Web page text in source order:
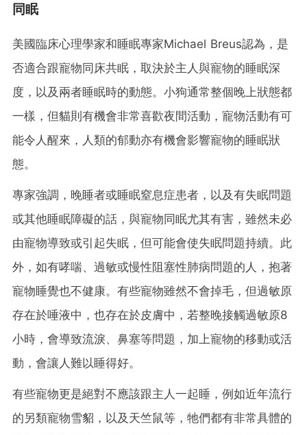
同眠
美國臨床心理學家和睡眠專家Michael Breus認為，是
否適合跟寵物同床共眠，取決於主人與寵物的睡眠深
度，以及兩者睡眠時的動態。小狗通常整個晚上狀態都
一樣，但貓則有機會非常喜歡夜間活動，寵物活動有可
能令人醒來，人類的郁動亦有機會影響寵物的睡眠狀
態。
專家強調，晚睡者或睡眠窒息症患者，以及有失眠問題
或其他睡眠障礙的話，與寵物同眠尤其有害，雖然未必
由寵物導致或引起失眠，但可能會使失眠問題持續。此
外，如有哮喘、過敏或慢性阻塞性肺病問題的人，抱著
寵物睡覺也不健康。有些寵物雖然不會掉毛，但過敏原
存在於唾液中，也存在於皮膚中，若整晚接觸過敏原8
小時，會導致流淚、鼻塞等問題，加上寵物的移動或活
動，會讓人難以睡得好。
有些寵物更是絕對不應該跟主人一起睡，例如近年流行
的另類寵物雪貂，以及天竺鼠等，牠們都有非常具體的